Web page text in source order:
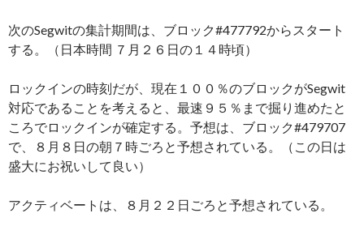
次のSegwitの集計期間は、ブロック#477792からスタート
する。（日本時間 ７月２６日の１４時頃）
ロックインの時刻だが、現在１００％のブロックがSegwit
対応であることを考えると、最速９５％まで掘り進めたと
ころでロックインが確定する。予想は、ブロック#479707
で、８月８日の朝７時ごろと予想されている。（この日は
盛大にお祝いして良い）
アクティベートは、８月２２日ごろと予想されている。